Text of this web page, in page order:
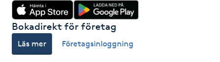
Kroppsinpackning
Kroppspeeling
Bokadirekt för företag
Läs mer Företagsinloggning